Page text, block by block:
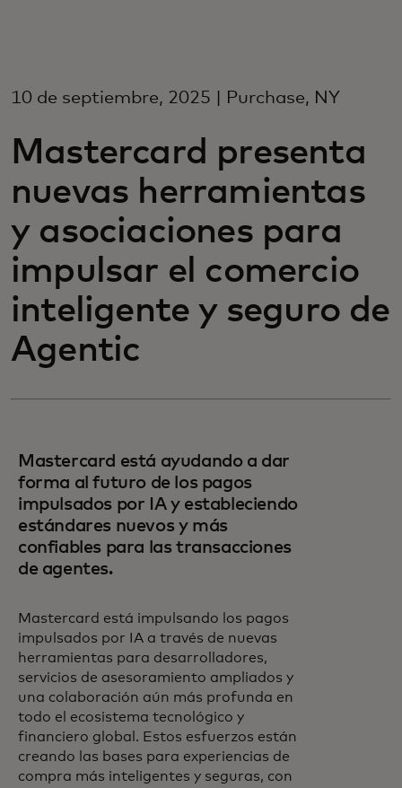
Para empresas
Para el mundo
Para innovadores
Noticias y tendencias
10 de septiembre, 2025 | Purchase, NY
Mastercard presenta
nuevas herramientas
y asociaciones para
impulsar el comercio
inteligente y seguro de
Agentic
Mastercard está ayudando a dar
forma al futuro de los pagos
impulsados por IA y estableciendo
estándares nuevos y más
confiables para las transacciones
de agentes.
Mastercard está impulsando los pagos
impulsados por IA a través de nuevas
herramientas para desarrolladores,
servicios de asesoramiento ampliados y
una colaboración aún más profunda en
todo el ecosistema tecnológico y
financiero global. Estos esfuerzos están
creando las bases para experiencias de
compra más inteligentes y seguras, con